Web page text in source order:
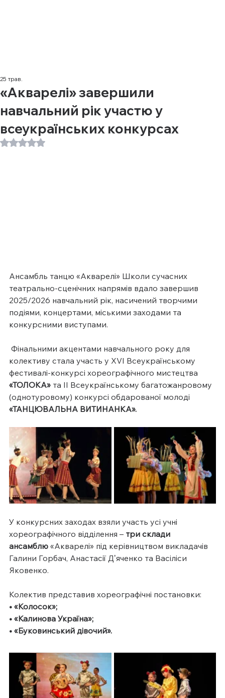
«Акварелі» завершили
навчальний рік участю у
всеукраїнських конкурсах
25 трав.
Оцінка: NaN з 5 зірок.
Ансамбль танцю «Акварелі» Школи сучасних
театрально-сценічних напрямів вдало завершив
2025/2026 навчальний рік, насичений творчими
подіями, концертами, міськими заходами та
конкурсними виступами.
колективу стала участь у XVІ Всеукраїнському
фестивалі-конкурсі хореографічного мистецтва
«ТОЛОКА» та ІІ Всеукраїнському багатожанровому
(однотуровому) конкурсі обдарованої молоді
«ТАНЦЮВАЛЬНА ВИТИНАНКА».
У конкурсних заходах взяли участь усі учні
хореографічного відділення – три склади
ансамблю «Акварелі» під керівництвом викладачів
Галини Горбач, Анастасії Дʼяченко та Васіліси
Яковенко.
Колектив представив хореографічні постановки:
• «Колосок»;
• «Калинова Україна»;
• «Буковинський дівочий».